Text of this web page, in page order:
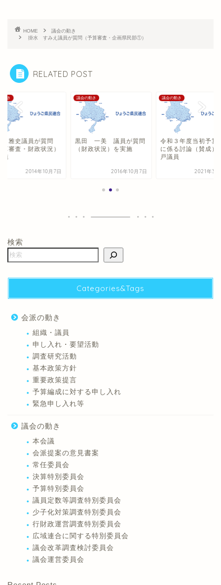
HOME
議会の動き
掛水 すみえ議員が質問（予算審査・企画県民部①）
RELATED POST
動き
雅史議員が質問
算審査・財政状況）
施
2014年10月7日
議会の動き
黒田 一美 議員が質問
（財政状況）を実施
2016年10月7日
議会の動き
令和３年度当初予算
に係る討論（賛成）
戸議員
2021年3
検索
Categories&Tags
会派の動き
組織・議員
申し入れ・要望活動
調査研究活動
基本政策方針
重要政策提言
予算編成に対する申し入れ
緊急申し入れ等
議会の動き
本会議
会派提案の意見書案
常任委員会
決算特別委員会
予算特別委員会
議員定数等調査特別委員会
少子化対策調査特別委員会
行財政運営調査特別委員会
広域連合に関する特別委員会
議会改革調査検討委員会
議会運営委員会